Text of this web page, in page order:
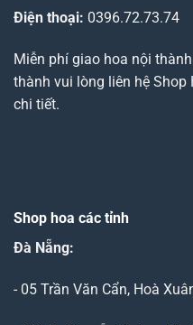
Điện thoại: 0396.72.73.74
Miễn phí giao hoa nội
thành vui lòng liên hệ Shop
chi tiết.
Shop hoa các tỉnh
Đà Nẵng:
- 05 Trần Văn Cẩn, Hoà